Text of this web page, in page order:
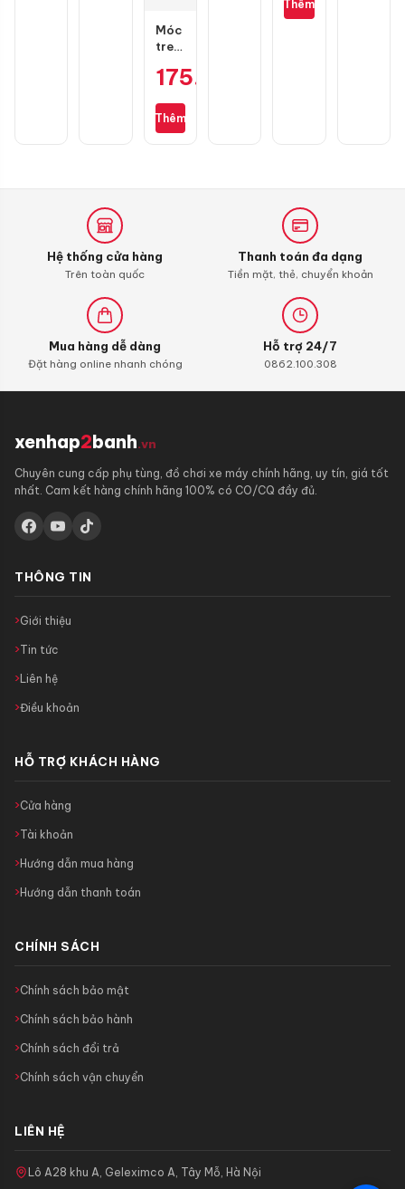
Móc
treo
GH
1
càng
175.000
Thêm
Exciter
135
90.000 ₫.
hiện
Thêm
Hệ thống cửa hàng
Trên toàn quốc
Thanh toán đa dạng
Tiền mặt, thẻ, chuyển khoản
Mua hàng dễ dàng
Đặt hàng online nhanh chóng
Hỗ trợ 24/7
0862.100.308
xenhap2banh.vn
Chuyên cung cấp phụ tùng, đồ chơi xe máy chính hãng, uy tín, giá tốt
nhất. Cam kết hàng chính hãng 100% có CO/CQ đầy đủ.
THÔNG TIN
Giới thiệu
Tin tức
Liên hệ
Điều khoản
HỖ TRỢ KHÁCH HÀNG
Cửa hàng
Tài khoản
Hướng dẫn mua hàng
Hướng dẫn thanh toán
CHÍNH SÁCH
Chính sách bảo mật
Chính sách bảo hành
Chính sách đổi trả
Chính sách vận chuyển
LIÊN HỆ
Lô A28 khu A, Geleximco A, Tây Mỗ, Hà Nội